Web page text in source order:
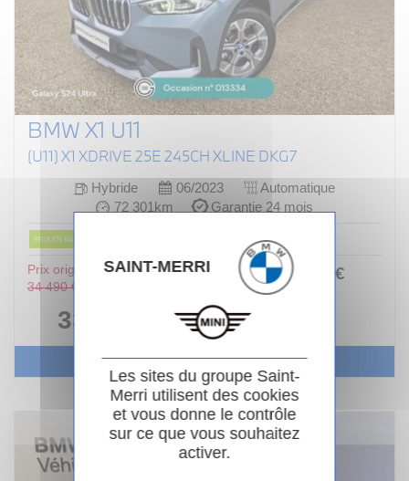
BMW X1 U11
(U11) X1 XDRIVE 25E 245CH XLINE DKG7
Hybride 06/2023
Automatique
72 301km
Garantie 24 mois
PRIX EN BAISSE
Prix original :
34 490 €
33 990 €
ou376 €
/ mois
Voir le véhicule
SAINT-MERRI
Les sites du groupe Saint-
Merri utilisent des cookies
et vous donne le contrôle
sur ce que vous souhaitez
activer.